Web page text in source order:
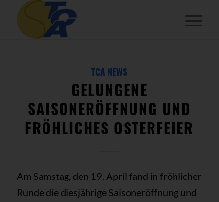
TCA NEWS
GELUNGENE
SAISONERÖFFNUNG UND
FRÖHLICHES OSTERFEIER
Am Samstag, den 19. April fand in fröhlicher
Runde die diesjährige Saisoneröffnung und